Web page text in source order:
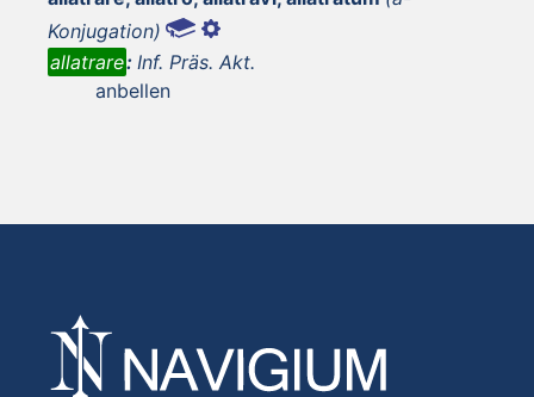
Konjugation)
allatrare: Inf. Präs. Akt.
anbellen